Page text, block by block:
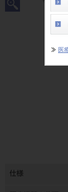
≫ 医
仕様